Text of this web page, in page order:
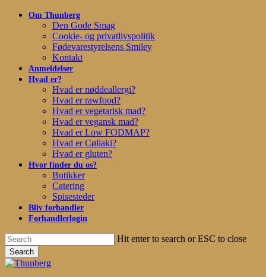
Skip
Om Thunberg
Den Gode Smag
Cookie- og privatlivspolitik
Fødevarestyrelsens Smiley
Kontakt
Anmeldelser
Hvad er?
Hvad er nøddeallergi?
Hvad er rawfood?
Hvad er vegetarisk mad?
Hvad er vegansk mad?
Hvad er Low FODMAP?
Hvad er Cøliaki?
Hvad er gluten?
Hvor finder du os?
Butikker
Catering
Spisesteder
Bliv forhandler
Forhandlerlogin
Hit enter to search or ESC to close
Search
Close